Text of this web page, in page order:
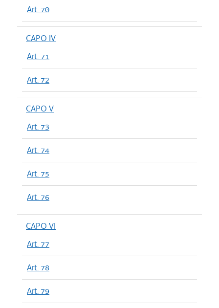
Art. 70
CAPO IV
Art. 71
Art. 72
CAPO V
Art. 73
Art. 74
Art. 75
Art. 76
CAPO VI
Art. 77
Art. 78
Art. 79